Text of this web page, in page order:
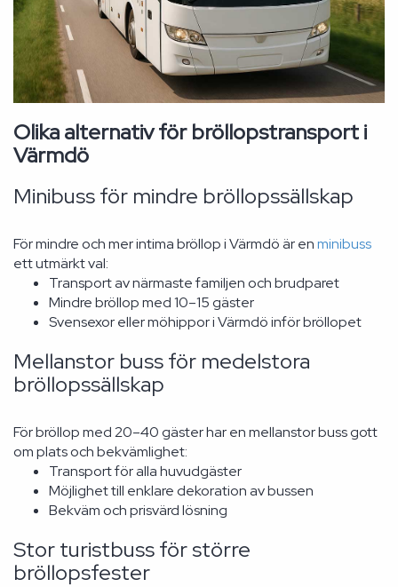
Olika alternativ för bröllopstransport i
Värmdö
Minibuss för mindre bröllopssällskap
För mindre och mer intima bröllop i Värmdö är enminibuss
ett utmärkt val:
Transport av närmaste familjen och brudparet
Mindre bröllop med 10–15 gäster
Svensexor eller möhippor i Värmdö inför bröllopet
Mellanstor buss för medelstora
bröllopssällskap
För bröllop med 20–40 gäster har en mellanstor buss gott
om plats och bekvämlighet:
Transport för alla huvudgäster
Möjlighet till enklare dekoration av bussen
Bekväm och prisvärd lösning
Stor turistbuss för större
bröllopsfester